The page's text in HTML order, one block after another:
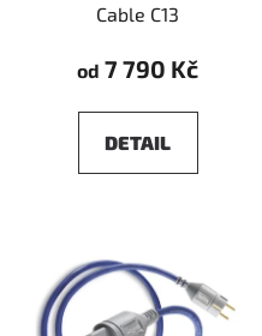
Cable C13
od 7 790 Kč
DETAIL